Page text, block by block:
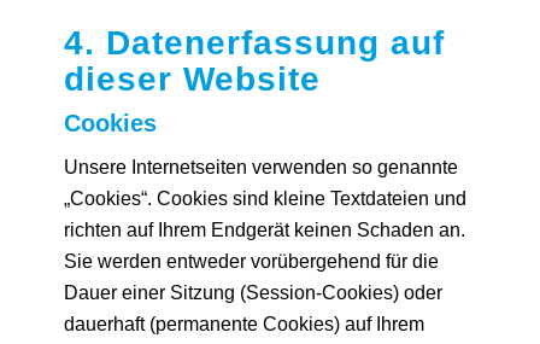
4. Datenerfassung auf
dieser Website
Cookies
Unsere Internetseiten verwenden so genannte
„Cookies“. Cookies sind kleine Textdateien und
richten auf Ihrem Endgerät keinen Schaden an.
Sie werden entweder vorübergehend für die
Dauer einer Sitzung (Session-Cookies) oder
dauerhaft (permanente Cookies) auf Ihrem